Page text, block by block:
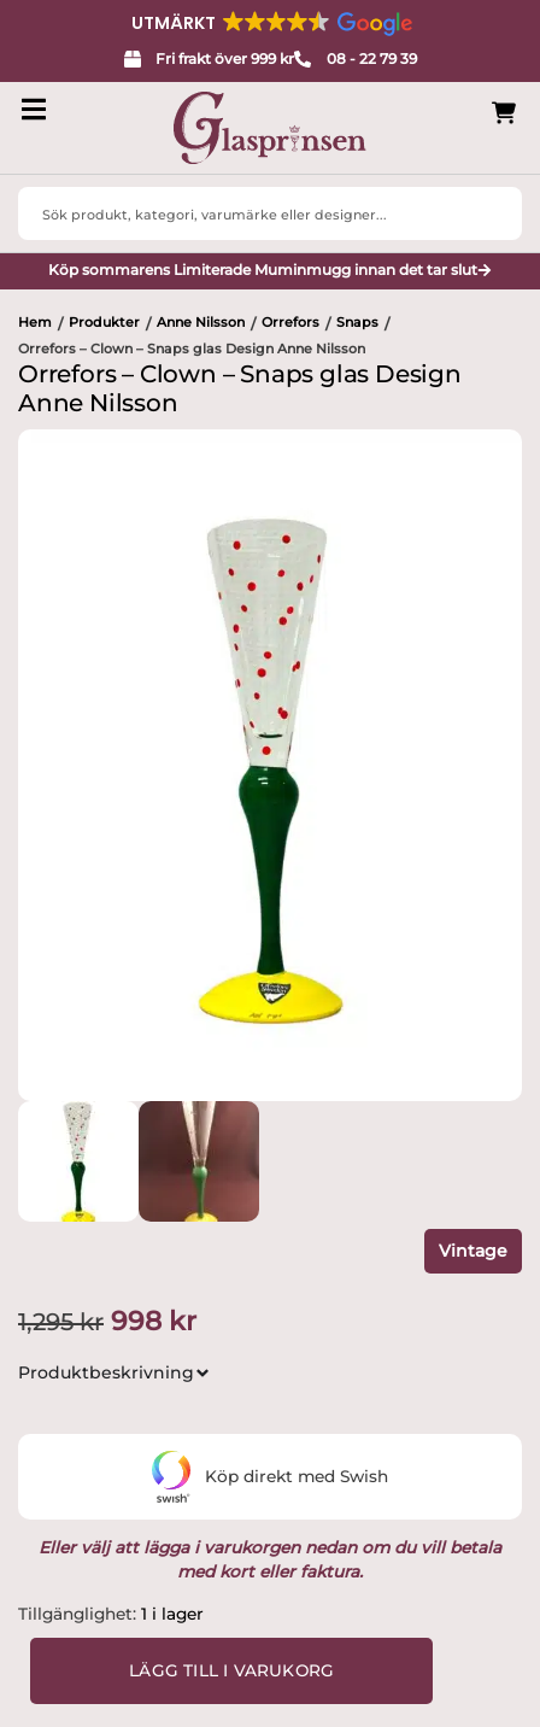
UTMÄRKT
Fri frakt över 999 kr 08 - 22 79 39
Search
Köp sommarens Limiterade Muminmugg innan det tar slut
Hem / Produkter / Anne Nilsson / Orrefors / Snaps /
Orrefors – Clown – Snaps glas Design Anne Nilsson
Orrefors – Clown – Snaps glas Design
Anne Nilsson
Vintage
1,295kr Det
ursprungliga
var:
1,295 kr.
998 krDet
nuvarande
998 kr.
Produktbeskrivning
Eller välj att lägga i varukorgen nedan om du vill betala
med kort eller faktura.
Tillgänglighet: 1 i lager
Orrefors
Snaps
LÄGG TILL I VARUKORG
Köp direkt med Swish